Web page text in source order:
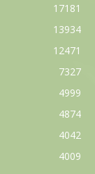
17181
13934
12471
7327
4999
4874
4042
4009